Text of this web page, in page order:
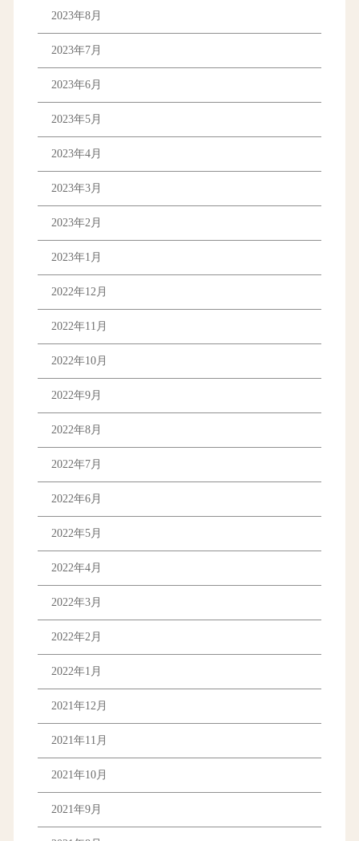
2023年8月
2023年7月
2023年6月
2023年5月
2023年4月
2023年3月
2023年2月
2023年1月
2022年12月
2022年11月
2022年10月
2022年9月
2022年8月
2022年7月
2022年6月
2022年5月
2022年4月
2022年3月
2022年2月
2022年1月
2021年12月
2021年11月
2021年10月
2021年9月